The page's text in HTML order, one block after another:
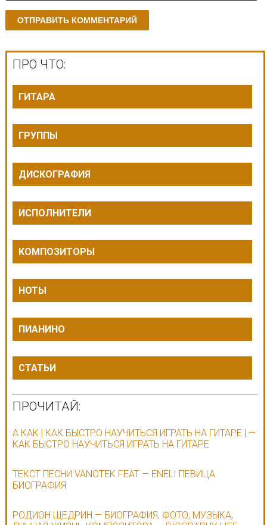
ПРО ЧТО:
ГИТАРА
ГРУППЫ
ДИСКОГРАФИЯ
ИСПОЛНИТЕЛИ
КОМПОЗИТОРЫ
НОТЫ
ПИАНИНО
СТАТЬИ
ПРОЧИТАЙ:
А КАК | КАК БЫСТРО НАУЧИТЬСЯ ИГРАТЬ НА ГИТАРЕ | —
КАК БЫСТРО НАУЧИТЬСЯ ИГРАТЬ НА ГИТАРЕ
ТЕКСТ ПЕСНИ VANOTEK FEAT — ENELI ПЕВИЦА
БИОГРАФИЯ
РОДИОН ЩЕДРИН — БИОГРАФИЯ, ФОТО, МУЗЫКА,